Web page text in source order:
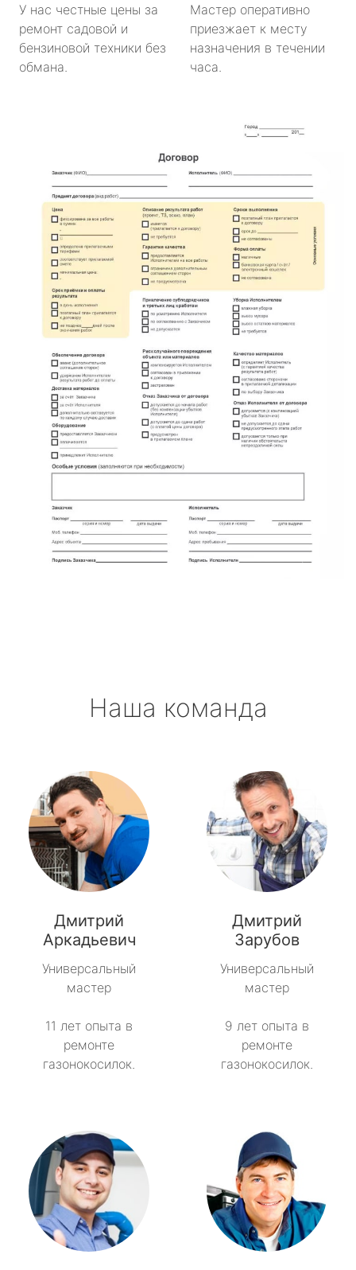
У нас честные цены за
ремонт садовой и
бензиновой техники без
обмана.
Мастер оперативно
приезжает к месту
назначения в течении
часа.
Наша команда
Дмитрий
Аркадьевич
Универсальный
мастер
11 лет опыта в
ремонте
газонокосилок.
Дмитрий
Зарубов
Универсальный
мастер
9 лет опыта в
ремонте
газонокосилок.